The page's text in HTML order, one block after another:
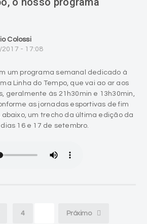
Colossi
2017 - 17:08
um programa semanal dedicado à
Linha do Tempo, que vai ao ar aos
geralmente às 21h30min e 13h30min,
as jornadas esportivas de fim
abaixo, um trecho da última edição da
16 e 17 de setembro.
4 Próximo